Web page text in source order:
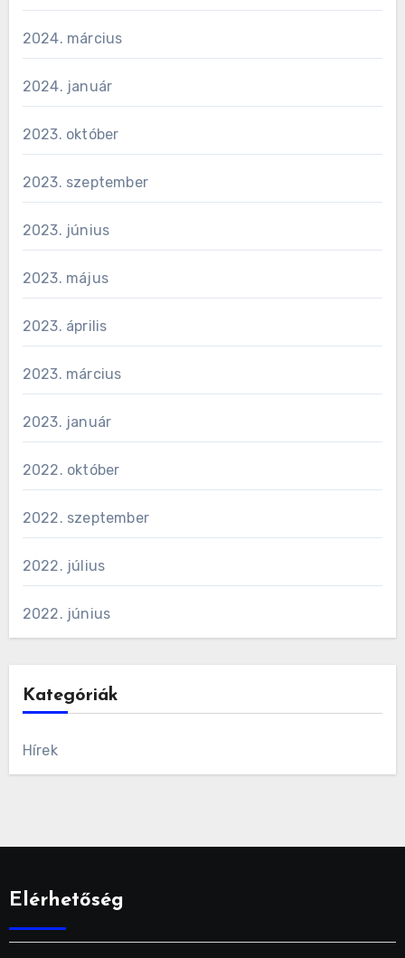
2024. március
2024. január
2023. október
2023. szeptember
2023. június
2023. május
2023. április
2023. március
2023. január
2022. október
2022. szeptember
2022. július
2022. június
Kategóriák
Hírek
Elérhetőség